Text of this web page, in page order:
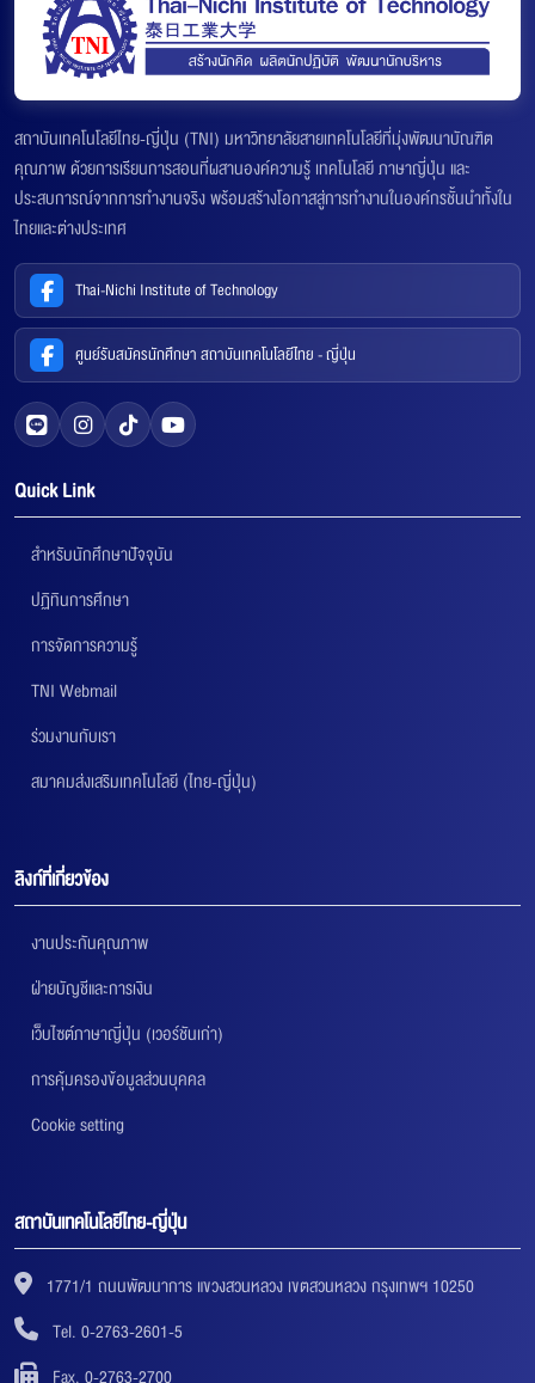
สถาบันเทคโนโลยีไทย-ญี่ปุ่น (TNI) มหาวิทยาลัยสายเทคโนโลยีที่มุ่งพัฒนาบัณฑิต
คุณภาพ ด้วยการเรียนการสอนที่ผสานองค์ความรู้ เทคโนโลยี ภาษาญี่ปุ่น และ
ประสบการณ์จากการทำงานจริง พร้อมสร้างโอกาสสู่การทำงานในองค์กรชั้นนำทั้งใน
ไทยและต่างประเทศ
Thai-Nichi Institute of Technology
ศูนย์รับสมัครนักศึกษา สถาบันเทคโนโลยีไทย - ญี่ปุ่น
Quick Link
สำหรับนักศึกษาปัจจุบัน
ปฏิทินการศึกษา
การจัดการความรู้
TNI Webmail
ร่วมงานกับเรา
สมาคมส่งเสริมเทคโนโลยี (ไทย-ญี่ปุ่น)
ลิงก์ที่เกี่ยวข้อง
งานประกันคุณภาพ
ฝ่ายบัญชีและการเงิน
เว็บไซต์ภาษาญี่ปุ่น (เวอร์ชันเก่า)
การคุ้มครองข้อมูลส่วนบุคคล
Cookie setting
สถาบันเทคโนโลยีไทย-ญี่ปุ่น
1771/1 ถนนพัฒนาการ แขวงสวนหลวง เขตสวนหลวง กรุงเทพฯ 10250
Tel. 0-2763-2601-5